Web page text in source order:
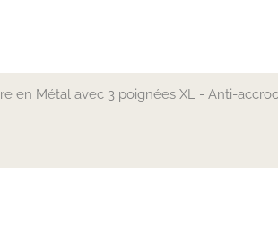
en Métal avec 3 poignées XL - Anti-